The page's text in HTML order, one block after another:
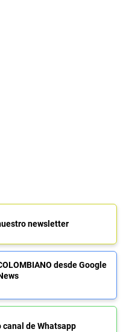
newsletter
desde Google
canal de Whatsapp